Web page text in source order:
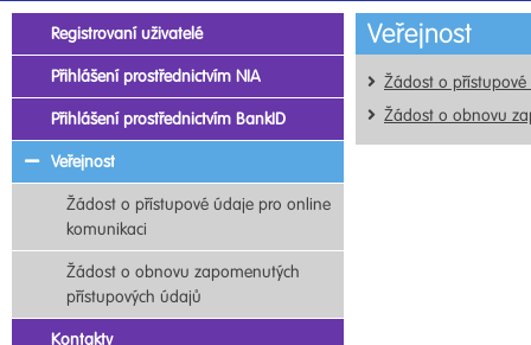
Veřejnost
Žádost o
Žádost o obnovu
Registrovaní uživatelé
Přihlášení prostřednictvím NIA
Přihlášení prostřednictvím BankID
Veřejnost
Žádost o přístupové údaje pro online
komunikaci
Žádost o obnovu zapomenutých
přístupových údajů
Kontakty